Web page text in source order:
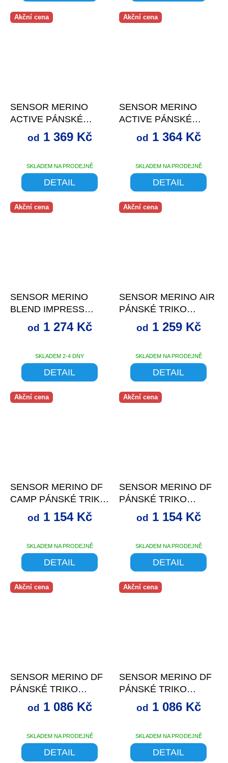
Akční cena
SENSOR MERINO
ACTIVE PÁNSKÉ
TRIKO DL.RUKÁV
DEEP BLUE
SKLADEM NA PRODEJNĚ
od 1 369 Kč
DETAIL
Akční cena
SENSOR MERINO
ACTIVE PÁNSKÉ
TRIKO DL.RUKÁV
SAFARI GREEN
SKLADEM NA PRODEJNĚ
od 1 364 Kč
DETAIL
Akční cena
SENSOR MERINO
BLEND IMPRESS
PÁNSKÉ TRIKO
DL.RUKÁV
SKLADEM 2-4 DNY
od 1 274 Kč
DETAIL
Akční cena
SENSOR MERINO AIR
PÁNSKÉ TRIKO
DL.RUKÁV MUSTARD
SKLADEM NA PRODEJNĚ
od 1 259 Kč
DETAIL
Akční cena
SENSOR MERINO DF
CAMP PÁNSKÉ TRIKO
DL.RUKÁV DEEP
BLUE
SKLADEM NA PRODEJNĚ
od 1 154 Kč
DETAIL
Akční cena
SENSOR MERINO DF
PÁNSKÉ TRIKO
DL.RUKÁV S KAPUCÍ
SAFARI GREEN
SKLADEM NA PRODEJNĚ
od 1 154 Kč
DETAIL
Akční cena
SENSOR MERINO DF
PÁNSKÉ TRIKO
DL.RUKÁV ČERNÁ
Průměrné
hodnocení
produktu
SKLADEM NA PRODEJNĚ
od 1 086 Kč
DETAIL
Akční cena
SENSOR MERINO DF
PÁNSKÉ TRIKO
DL.RUKÁV DEEP
BLUE
SKLADEM NA PRODEJNĚ
od 1 086 Kč
DETAIL